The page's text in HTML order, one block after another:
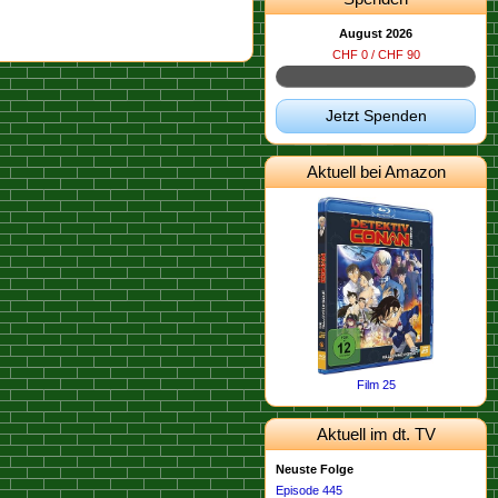
August 2026
CHF 0 / CHF 90
Jetzt Spenden
Aktuell bei Amazon
Film 25
Aktuell im dt. TV
Neuste Folge
Episode 445